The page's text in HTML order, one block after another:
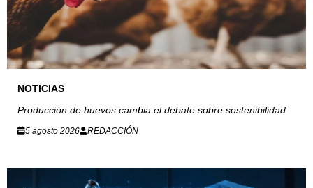
NOTICIAS
Producción de huevos cambia el debate sobre sostenibilidad
5 agosto 2026 REDACCIÓN